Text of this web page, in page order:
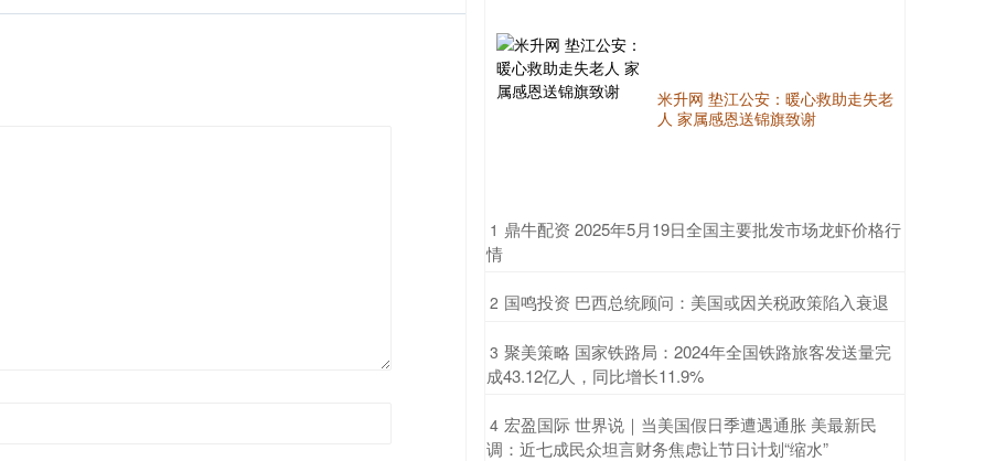
米升网 垫江公安：暖心救助走失老
人 家属感恩送锦旗致谢
1 ​鼎牛配资 2025年5月19日全国主要批发市场龙虾价格行
情
2 ​国鸣投资 巴西总统顾问：美国或因关税政策陷入衰退
3 ​聚美策略 国家铁路局：2024年全国铁路旅客发送量完
成43.12亿人，同比增长11.9%
4 ​宏盈国际 世界说｜当美国假日季遭遇通胀 美最新民
调：近七成民众坦言财务焦虑让节日计划“缩水”